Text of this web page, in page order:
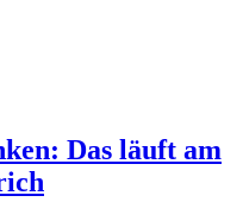
Das läuft am